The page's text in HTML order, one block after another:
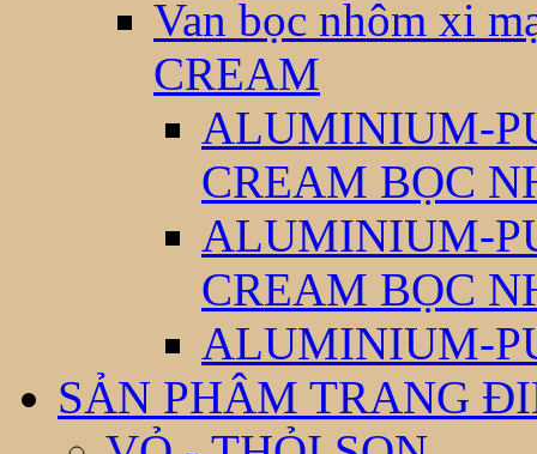
Van bọc nhôm xi
CREAM
ALUMINIUM-
CREAM BỌC
ALUMINIUM-
CREAM BỌC
ALUMINIUM-
SẢN PHÂM TRANG